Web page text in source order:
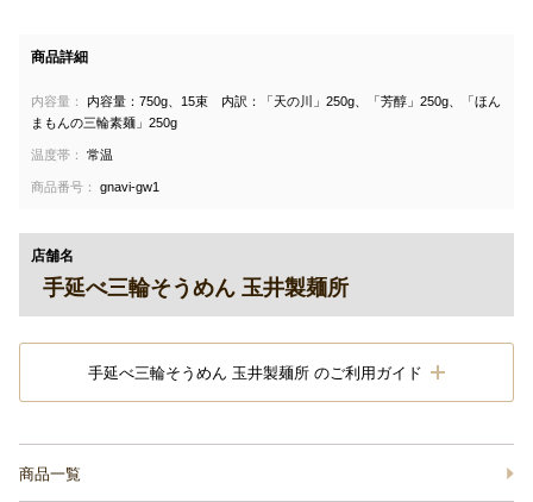
商品詳細
内容量：
内容量：750g、15束 内訳：「天の川」250g、「芳醇」250g、「ほん
まもんの三輪素麺」250g
温度帯： 常温
商品番号： gnavi-gw1
店舗名
手延べ三輪そうめん 玉井製麺所
手延べ三輪そうめん 玉井製麺所 のご利用ガイド
商品一覧